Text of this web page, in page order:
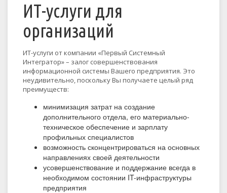
ИТ-услуги для
организаций
ИТ-услуги от компании «Первый Системный
Интегратор» – залог совершенствования
информационной системы Вашего предприятия. Это
неудивительно, поскольку Вы получаете целый ряд
преимуществ:
минимизация затрат на создание
дополнительного отдела, его материально-
техническое обеспечение и зарплату
профильных специалистов
возможность сконцентрироваться на основных
направлениях своей деятельности
усовершенствование и поддержание всегда в
необходимом состоянии IT-инфраструктуры
предприятия